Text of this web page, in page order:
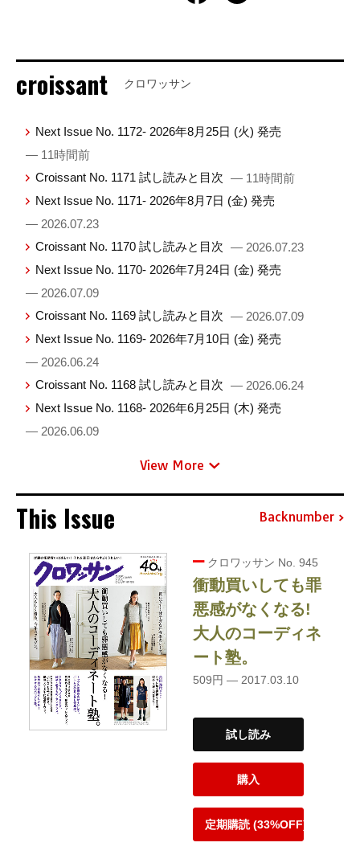
croissant クロワッサン
Next Issue No. 1172- 2026年8月25日 (火) 発売
— 11時間前
Croissant No. 1171 試し読みと目次 — 11時間前
Next Issue No. 1171- 2026年8月7日 (金) 発売
— 2026.07.23
Croissant No. 1170 試し読みと目次 — 2026.07.23
Next Issue No. 1170- 2026年7月24日 (金) 発売
— 2026.07.09
Croissant No. 1169 試し読みと目次 — 2026.07.09
Next Issue No. 1169- 2026年7月10日 (金) 発売
— 2026.06.24
Croissant No. 1168 試し読みと目次 — 2026.06.24
Next Issue No. 1168- 2026年6月25日 (木) 発売
— 2026.06.09
View More
This Issue Backnumber
クロワッサン No. 945
衝動買いしても罪
悪感がなくなる!
大人のコーディネ
ート塾。
509円 — 2017.03.10
試し読み
購入
定期購読 (33%OFF)